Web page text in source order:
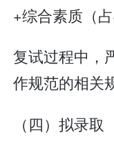
+综合素质（占
复试过程中，
作规范的相关
（四）拟录取